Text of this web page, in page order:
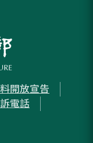
開放宣告
電話